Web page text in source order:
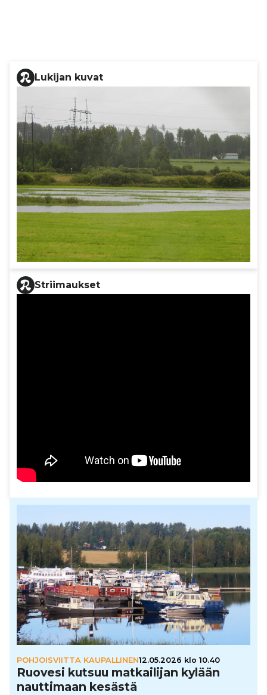
Lukijan kuvat
Striimaukset
POHJOISVIITTA KAUPALLINEN12.05.2026 klo 10.40
Ruovesi kutsuu mat­kai­li­jan kylään
naut­ti­maan kesästä